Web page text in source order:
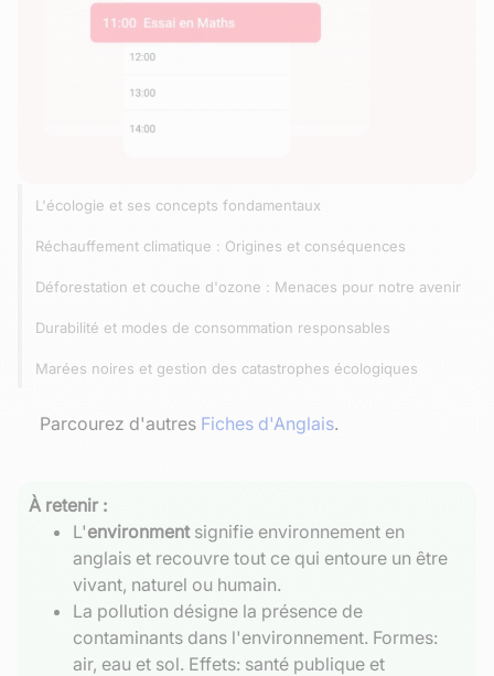
L'écologie et ses concepts fondamentaux
Réchauffement climatique : Origines et conséquences
Déforestation et couche d'ozone : Menaces pour notre avenir
Durabilité et modes de consommation responsables
Marées noires et gestion des catastrophes écologiques
Parcourez d'autres Fiches d'Anglais.
À retenir :
L'environmentsignifie environnement en
anglais et recouvre tout ce qui entoure un être
vivant, naturel ou humain.
La pollution désigne la présence de
contaminants dans l'environnement. Formes:
air, eau et sol. Effets: santé publique et